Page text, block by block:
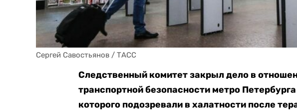
Сергей Савостьянов / ТАСС
Следственный комитет закрыл дело в
транспортной безопасности метро
которого подозревали в халатности после